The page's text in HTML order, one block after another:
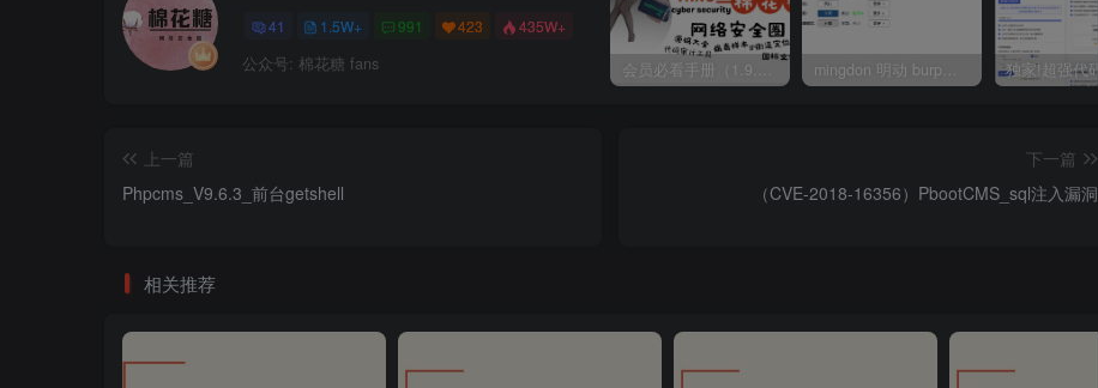
41 1.5W+ 991 423 435W+
公众号: 棉花糖 fans
上一篇
Phpcms_V9.6.3_前台getshell
下一篇
（CVE-2018-16356）PbootCMS_sql注入漏洞
相关推荐